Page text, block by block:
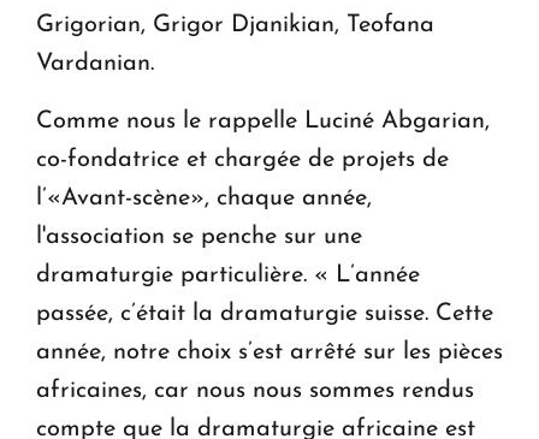
Grigorian, Grigor Djanikian, Teofana
Vardanian.
Comme nous le rappelle Luciné Abgarian,
co-fondatrice et chargée de projets de
l’«Avant-scène», chaque année,
l'association se penche sur une
dramaturgie particulière. « L’année
passée, c’était la dramaturgie suisse. Cette
année, notre choix s’est arrêté sur les pièces
africaines, car nous nous sommes rendus
compte que la dramaturgie africaine est